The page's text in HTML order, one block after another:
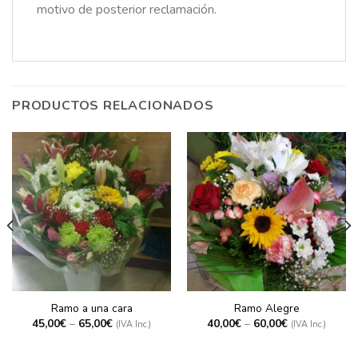
motivo de posterior reclamación.
PRODUCTOS RELACIONADOS
Ramo a una cara
45,00€ – 65,00€ (IVA Inc.)
Ramo Alegre
40,00€ – 60,00€ (IVA Inc.)